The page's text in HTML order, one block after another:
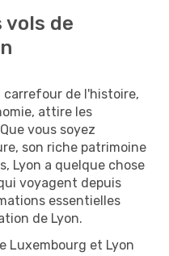
vols de
de l'histoire,
attire les
vous soyez
son riche patrimoine
Lyon a quelque chose
voyagent depuis
essentielles
de Lyon.
Luxembourg et Lyon